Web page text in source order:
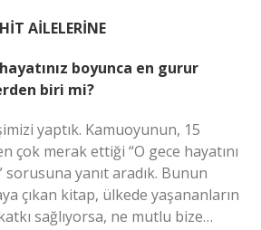
AİLELERİNE
boyunca en gurur
biri mi?
yaptık. Kamuoyunun, 15
çok merak ettiği “O gece hayatını
yanıt aradık. Bunun
çıkan kitap, ülkede yaşananların
sağlıyorsa, ne mutlu bize…